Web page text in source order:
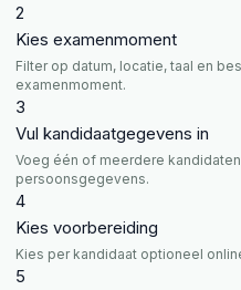
2
Kies examenmoment
Filter op datum, locatie, taal en
examenmoment.
3
Vul kandidaatgegevens in
Voeg één of meerdere
persoonsgegevens.
4
Kies voorbereiding
Kies per kandidaat optioneel
5